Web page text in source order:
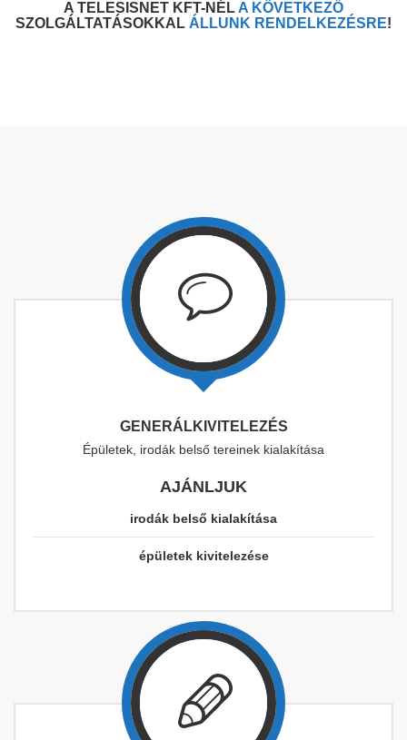
A TELESISNET KFT-NÉL A KÖVETKEZŐ
SZOLGÁLTATÁSOKKAL ÁLLUNK RENDELKEZÉSRE!
GENERÁLKIVITELEZÉS
Épületek, irodák belső tereinek kialakítása
AJÁNLJUK
irodák belső kialakítása
épületek kivitelezése